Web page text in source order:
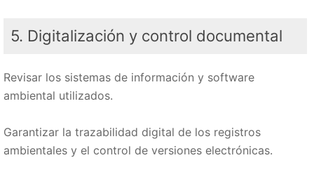
5. Digitalización y control documental
Revisar los sistemas de información y software
ambiental utilizados.
Garantizar la trazabilidad digital de los registros
ambientales y el control de versiones electrónicas.